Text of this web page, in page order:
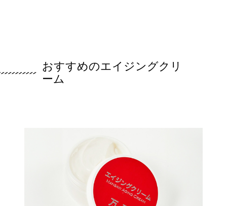
おすすめのエイジングクリ
ーム